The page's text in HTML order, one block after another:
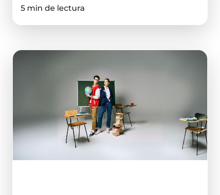
5 min de lectura